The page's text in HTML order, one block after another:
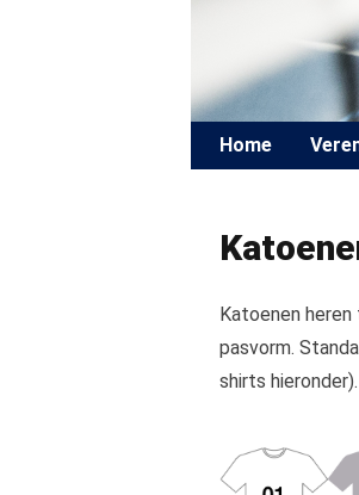
Home
Katoenen
pasvorm.
shirts hieronder).